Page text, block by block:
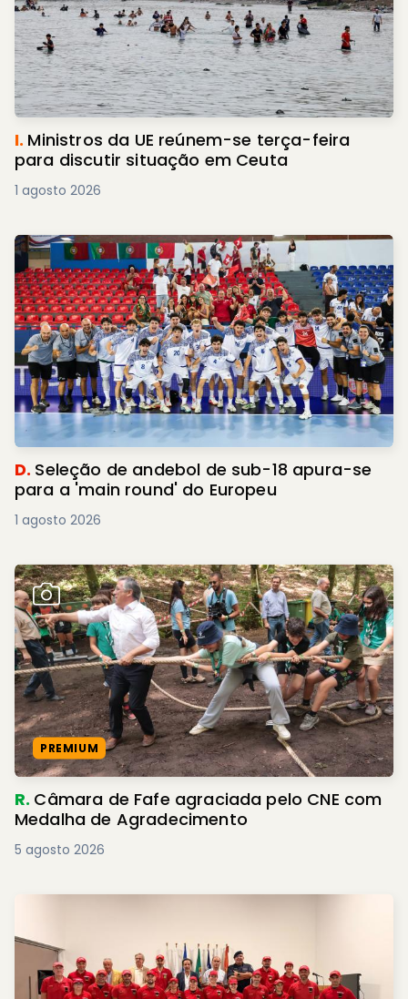
I. Ministros da UE reúnem-se terça-feira
para discutir situação em Ceuta
1 agosto 2026
D. Seleção de andebol de sub-18 apura-se
para a 'main round' do Europeu
1 agosto 2026
PREMIUM
R. Câmara de Fafe agraciada pelo CNE com
Medalha de Agradecimento
5 agosto 2026